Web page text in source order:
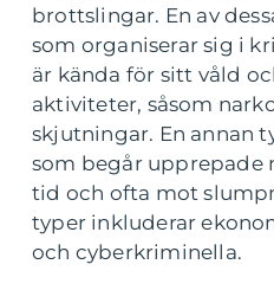
brottslingar. En av
som organiserar sig i
är kända för sitt våld
aktiviteter, såsom
skjutningar. En annan
som begår upprepade
tid och ofta mot
typer inkluderar
och cyberkriminella.